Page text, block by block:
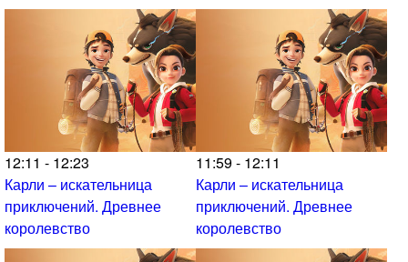
12:11 - 12:23
Карли – искательница
приключений. Древнее
королевство
11:59 - 12:11
Карли – искательница
приключений. Древнее
королевство